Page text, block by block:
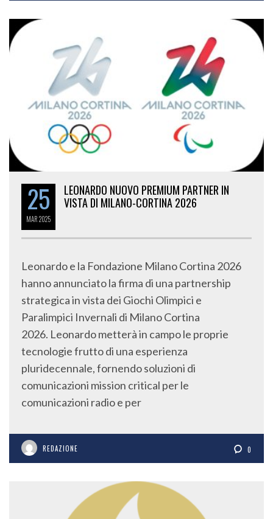
25
MAR2025
LEONARDO NUOVO PREMIUM PARTNER IN
VISTA DI MILANO-CORTINA 2026
Leonardo e la Fondazione Milano Cortina 2026
hanno annunciato la firma di una partnership
strategica in vista dei Giochi Olimpici e
Paralimpici Invernali di Milano Cortina
2026. Leonardo metterà in campo le proprie
tecnologie frutto di una esperienza
pluridecennale, fornendo soluzioni di
comunicazioni mission critical per le
comunicazioni radio e per
REDAZIONE 0